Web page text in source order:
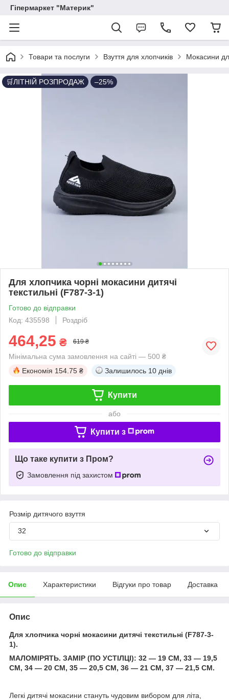
Гіпермаркет "Материк"
Товари та послуги Взуття для хлопчиків Мокасини
🛒ЛІТНІЙ РОЗПРОДАЖ –25%
Для хлопчика чорні мокасини дитячі
текстильні (F787-3-1)
Готово до відправки
Код: 435598
Роздріб
464,25 ₴ 619 ₴
Мінімальна сума замовлення на сайті — 500 ₴
Економія 154.75 ₴ Залишилось 10 днів
Купити
або
Купити з
Що таке купити з Пром?
Замовлення під захистом
Розмір дитячого взуття
32
Готово до відправки
Опис Характеристики Відгуки про товар Доставка
Опис
Для хлопчика чорні мокасини дитячі текстильні (F787-3-
1).
МАЛОМІРЯТЬ. ЗАМІР (ПО УСТІЛЦІ): 32 — 19 СМ, 33 — 19,5
СМ, 34 — 20 СМ, 35 — 20,5 СМ, 36 — 21 СМ, 37 — 21,5 СМ.
Легкі дитячі мокасини стануть чудовим вибором для літа,